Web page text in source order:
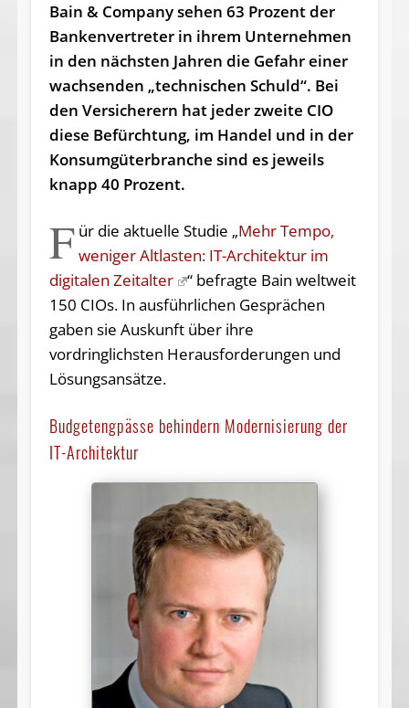
Bain & Company sehen 63 Prozent der
Bankenvertreter in ihrem Unternehmen
in den nächsten Jahren die Gefahr einer
wachsenden „technischen Schuld“. Bei
den Versicherern hat jeder zweite CIO
diese Befürchtung, im Handel und in der
Konsumgüterbranche sind es jeweils
knapp 40 Prozent.
F ür die aktuelle Studie „Mehr Tempo,
weniger Altlasten: IT-Architektur im
digitalen Zeitalter
“ befragte Bain weltweit
150 CIOs. In ausführlichen Gesprächen
gaben sie Auskunft über ihre
vordringlichsten Herausforderungen und
Lösungsansätze.
Budgetengpässe behindern Modernisierung der
IT-Architektur